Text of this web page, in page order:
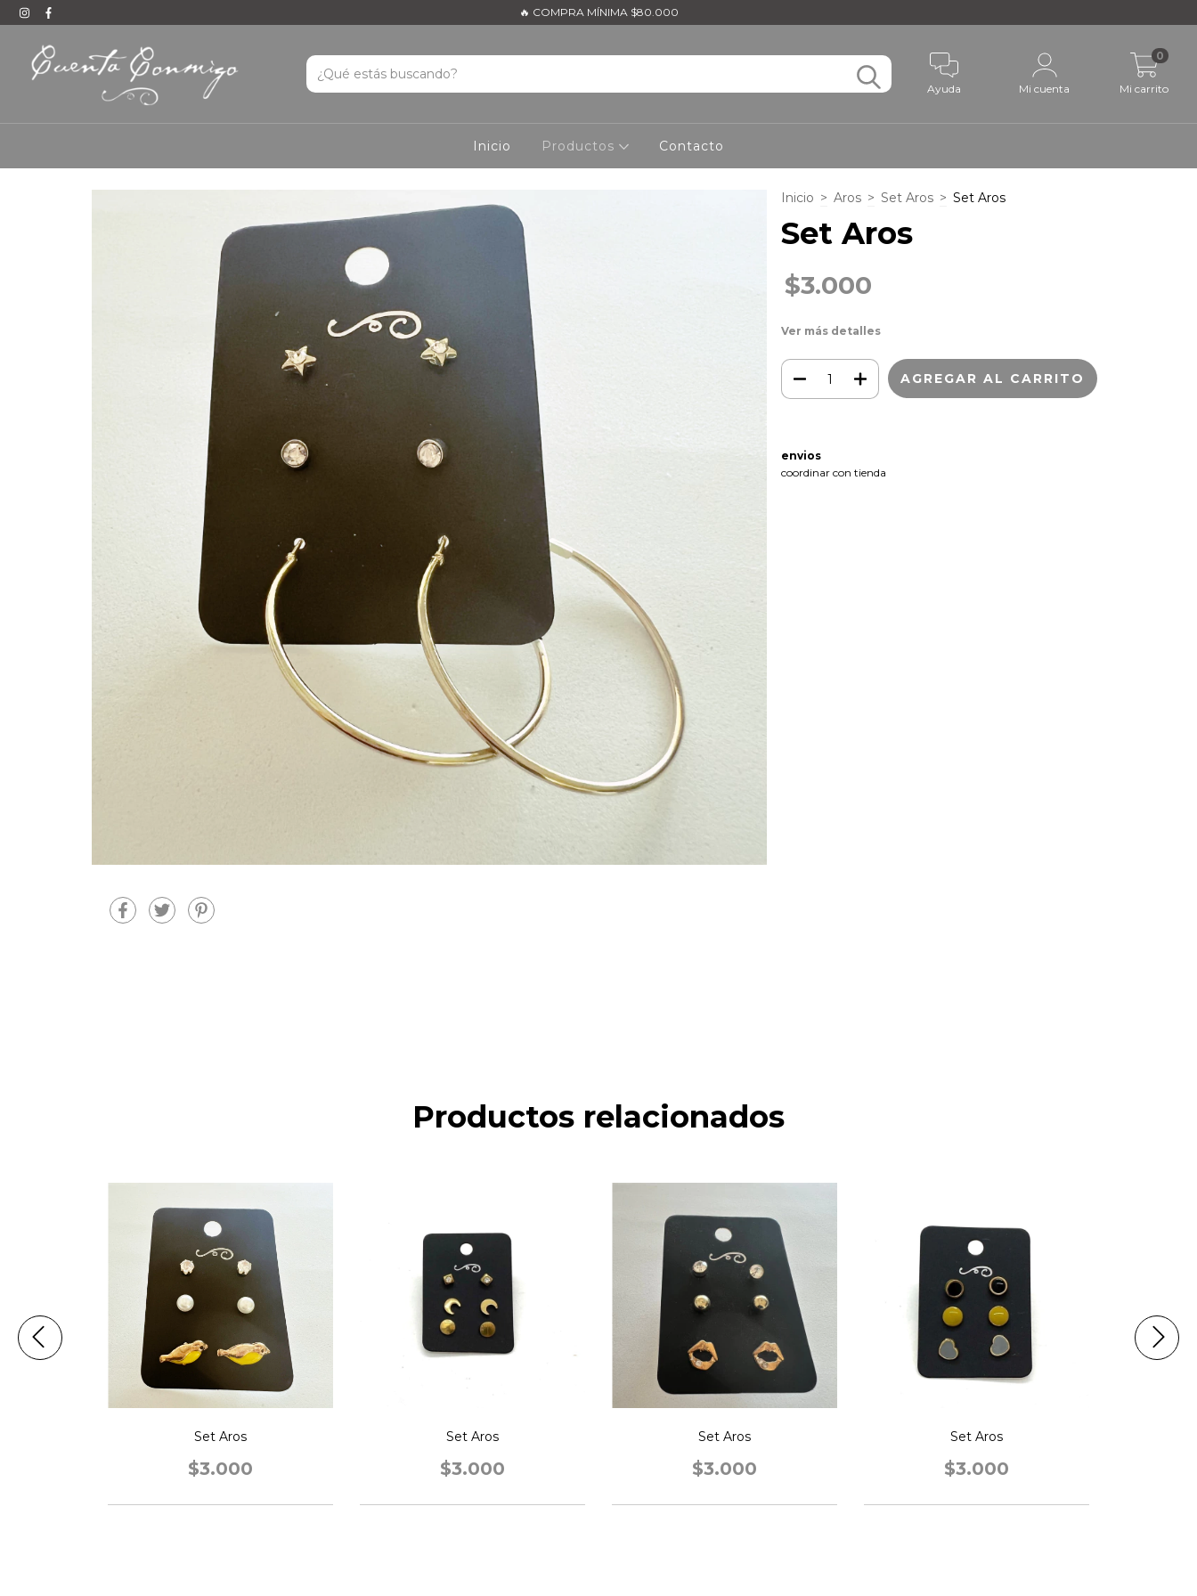
🔥 COMPRA MÍNIMA $80.000
Ayuda Mi cuenta Mi carrito
0
Inicio Productos Contacto
Inicio > Aros > Set Aros > Set Aros
Set Aros
$3.000
Ver más detalles
envios
coordinar con tienda
Productos relacionados
Set Aros
$3.000
Set Aros
$3.000
Set Aros
$3.000
Set Aros
$3.000